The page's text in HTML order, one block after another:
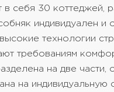
себя 30 коттеджей,
индивидуален и
технологии
требованиям
на две части,
на индивидуальную